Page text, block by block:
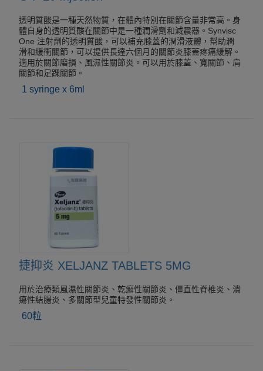
透明質酸是一種天然物質，在體內特別在關節含量非常高。身
體自身的透明質酸在關節中是一種潤滑劑和減震器。Synvisc
One 注射劑的透明質酸，可以補充膝蓋的潤滑液體，幫助潤
滑和緩衝關節，可以提供長達六個月的關節炎膝蓋疼痛緩解。
適用於關節磨損、風濕性關節炎。可以用於膝蓋、寬關節、肩
關節和足踝關節。
1 syringe x 6ml
捷抑炎 XELJANZ TABLETS 5MG
用於治療類風濕性關節炎、乾癬性關節炎、僵直性脊椎炎、潰
瘍性結腸炎、多關節型兒童特發性關節炎。
60粒